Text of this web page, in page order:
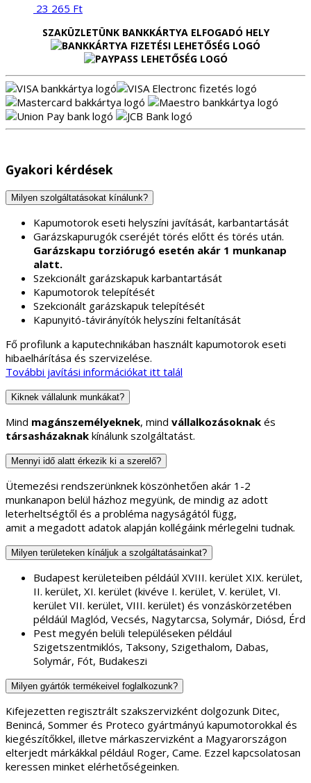
23 265 Ft
SZAKÜZLETÜNK BANKKÁRTYA ELFOGADÓ HELY
Gyakori kérdések
Milyen szolgáltatásokat kínálunk?
Kapumotorok eseti helyszíni javítását, karbantartását
Garázskapurugók cseréjét törés előtt és törés után.
Garázskapu torziórugó esetén akár 1 munkanap
alatt.
Szekcionált garázskapuk karbantartását
Kapumotorok telepítését
Szekcionált garázskapuk telepítését
Kapunyitó-távirányítók helyszíni feltanítását
Fő profilunk a kaputechnikában használt kapumotorok eseti
hibaelhárítása és szervizelése.
További javítási információkat itt talál
Kiknek vállalunk munkákat?
Mind magánszemélyeknek, mind vállalkozásoknak és
társasházaknak kínálunk szolgáltatást.
Mennyi idő alatt érkezik ki a szerelő?
Ütemezési rendszerünknek köszönhetően akár 1-2
munkanapon belül házhoz megyünk, de mindig az adott
leterheltségtől és a probléma nagyságától függ,
amit a megadott adatok alapján kollégáink mérlegelni tudnak.
Milyen területeken kínáljuk a szolgáltatásainkat?
Budapest kerületeiben példáúl XVIII. kerület XIX. kerület,
II. kerület, XI. kerület (kivéve I. kerület, V. kerület, VI.
kerület VII. kerület, VIII. kerület) és vonzáskörzetében
példáúl Maglód, Vecsés, Nagytarcsa, Solymár, Diósd, Érd
Pest megyén belüli településeken például
Szigetszentmiklós, Taksony, Szigethalom, Dabas,
Solymár, Fót, Budakeszi
Milyen gyártók termékeivel foglalkozunk?
Kifejezetten regisztrált szakszervizként dolgozunk Ditec,
Benincá, Sommer és Proteco gyártmányú kapumotorokkal és
kiegészítőkkel, illetve márkaszervizként a Magyarországon
elterjedt márkákkal például Roger, Came. Ezzel kapcsolatosan
keressen minket elérhetőségeinken.